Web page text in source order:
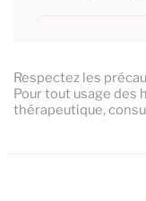
Respectez les
Pour tout usage des
thérapeutique,